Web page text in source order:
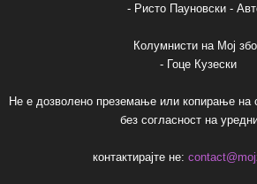
- Ристо Пауновски -
Колумнисти на Мој
- Гоце Кузески
Не е дозволено преземање или копирање на
без согласност на
контактирајте не: